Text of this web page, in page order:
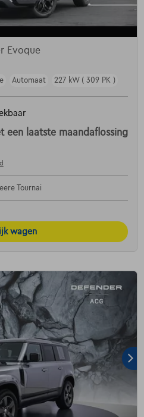
Evoque
Automaat 227 kW ( 309 PK )
een laatste maandaflossing
Tournai
wagen